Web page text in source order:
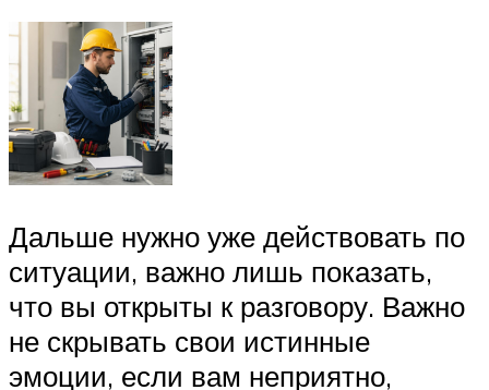
Дальше нужно уже действовать по
ситуации, важно лишь показать,
что вы открыты к разговору. Важно
не скрывать свои истинные
эмоции, если вам неприятно,